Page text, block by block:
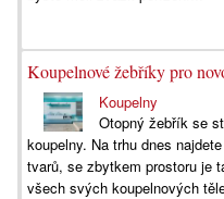
Koupelnové žebříky pro
Koupelny
Otopný žebřík se
koupelny. Na trhu dnes
tvarů, se zbytkem prostoru je
všech svých koupelnových